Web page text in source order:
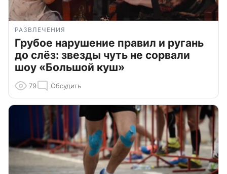
РАЗВЛЕЧЕНИЯ
Грубое нарушение правил и ругань
до слёз: звезды чуть не сорвали
шоу «Большой куш»
79 Обсудить